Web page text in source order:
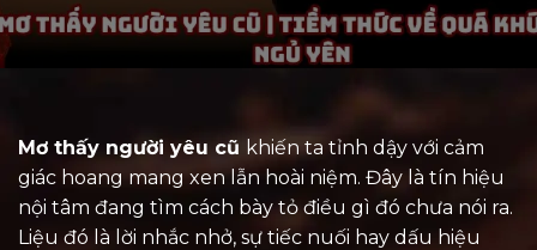
Mơ thấy người yêu cũ khiến ta tỉnh dậy với cảm
giác hoang mang xen lẫn hoài niệm. Đây là tín hiệu
nội tâm đang tìm cách bày tỏ điều gì đó chưa nói ra.
Liệu đó là lời nhắc nhở, sự tiếc nuối hay dấu hiệu